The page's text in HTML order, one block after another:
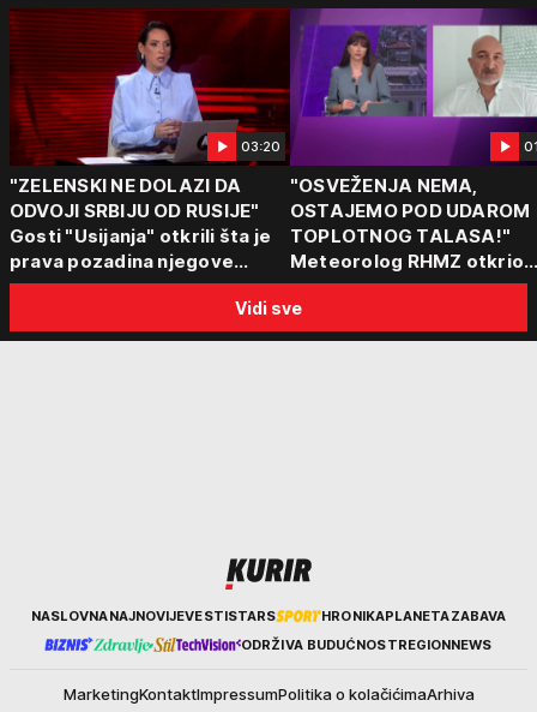
03:20
"ZELENSKI NE DOLAZI DA
ODVOJI SRBIJU OD RUSIJE"
Gosti "Usijanja" otkrili šta je
prava pozadina njegove
posete Beogradu
"OSVEŽENJA NEMA,
OSTAJEMO POD UDAROM
TOPLOTNOG TALASA!"
Meteorolog RHMZ otkrio
kakvo vreme nas čeka do
kraja avgusta
Vidi sve
KurirNASLOVNANAJNOVIJEVESTISTARS HRONIKAPLANETAZABAVA
ODRŽIVA BUDUĆNOSTREGIONNEWS
MarketingKontaktImpressumPolitika o kolačićimaArhiva